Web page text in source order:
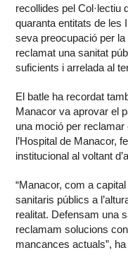
recollides pel Col·lectiu
quaranta entitats de les
seva preocupació per
reclamat una sanitat
suficients i arrelada al
El batle ha recordat
Manacor va aprovar el
una moció per
l’Hospital de Manacor,
institucional al voltant
“Manacor, com a
sanitaris públics a
realitat. Defensam una
reclamam solucions
mancances actuals”,